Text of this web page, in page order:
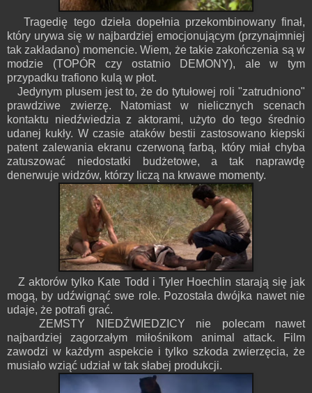
Tragedię tego dzieła dopełnia przekombinowany finał,
który urywa się w najbardziej emocjonującym (przynajmniej
tak zakładano) momencie. Wiem, że takie zakończenia są w
modzie (TOPÓR czy ostatnio DEMONY), ale w tym
przypadku trafiono kulą w płot.
Jedynym plusem jest to, że do tytułowej roli "zatrudniono"
prawdziwe zwierzę. Natomiast w nielicznych scenach
kontaktu niedźwiedzia z aktorami, użyto do tego średnio
udanej kukły. W czasie ataków bestii zastosowano kiepski
patent zalewania ekranu czerwoną farbą, który miał chyba
zatuszować niedostatki budżetowe, a tak naprawdę
denerwuje widzów, którzy liczą na krwawe momenty.
Z aktorów tylko Kate Todd i Tyler Hoechlin starają się jak
mogą, by udźwignąć swe role. Pozostała dwójka nawet nie
udaje, że potrafi grać.
ZEMSTY NIEDŹWIEDZICY nie polecam nawet
najbardziej zagorzałym miłośnikom animal attack. Film
zawodzi w każdym aspekcie i tylko szkoda zwierzęcia, że
musiało wziąć udział w tak słabej produkcji.